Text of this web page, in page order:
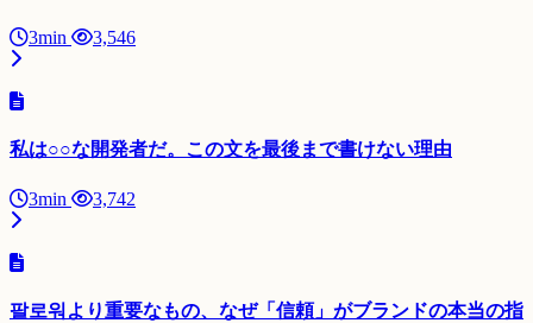
3min 3,546
私は○○な開発者だ。この文を最後まで書けない理由
3min 3,742
팔로워より重要なもの、なぜ「信頼」がブランドの本当の指